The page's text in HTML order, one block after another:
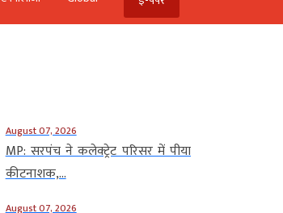
August 07, 2026
MP: सरपंच ने कलेक्ट्रेट परिसर में पीया
कीटनाशक,...
August 07, 2026